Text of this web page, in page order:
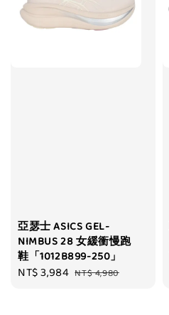
亞瑟士 ASICS GEL-
NIMBUS 28 女緩衝慢跑
鞋「1012B899-250」
Sale
NT$ 3,984 Regular
NT$ 4,980